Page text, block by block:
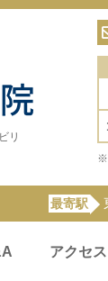
リ
最寄駅
アクセス